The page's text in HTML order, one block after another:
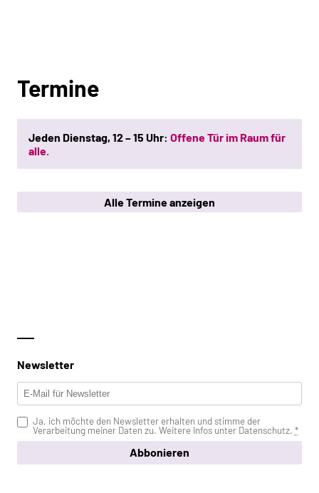
Termine
Jeden Dienstag, 12 – 15 Uhr: Offene Tür im Raum für
alle.
Alle Termine anzeigen
Newsletter
Ja, ich möchte den Newsletter erhalten und stimme der
Verarbeitung meiner Daten zu. Weitere Infos unter Datenschutz. *
Abbonieren